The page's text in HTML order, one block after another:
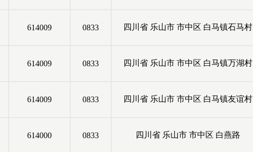
614009 0833 四川省 乐山市 市中区 白马镇石马村
614009 0833 四川省 乐山市 市中区 白马镇万湖村
614009 0833 四川省 乐山市 市中区 白马镇友谊村
614000 0833 四川省 乐山市 市中区 白燕路